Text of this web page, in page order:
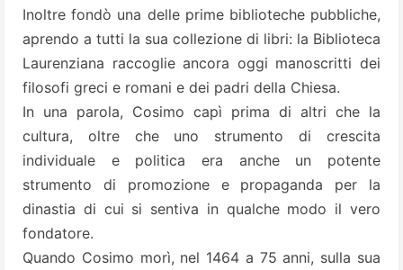
Inoltre fondò una delle prime biblioteche pubbliche,
aprendo a tutti la sua collezione di libri: la Biblioteca
Laurenziana raccoglie ancora oggi manoscritti dei
filosofi greci e romani e dei padri della Chiesa.
In una parola, Cosimo capì prima di altri che la
cultura, oltre che uno strumento di crescita
individuale e politica era anche un potente
strumento di promozione e propaganda per la
dinastia di cui si sentiva in qualche modo il vero
fondatore.
Quando Cosimo morì, nel 1464 a 75 anni, sulla sua